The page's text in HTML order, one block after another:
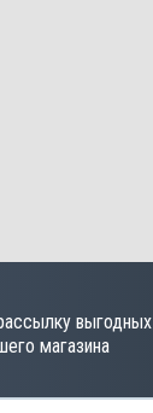
выгодных
магазина